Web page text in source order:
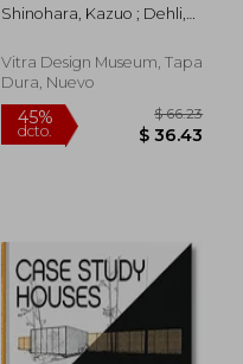
Shinohara, Kazuo ; Dehli,
Andrea
Vitra Design Museum, Tapa
Dura, Nuevo
45%
dcto.